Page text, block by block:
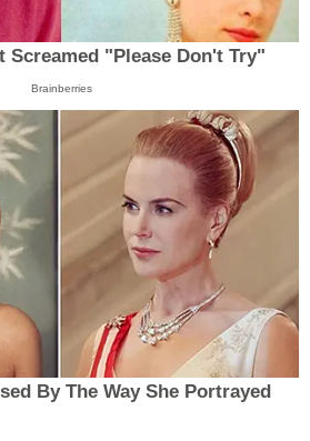
Screamed "Please Don't Try"
Brainberries
By The Way She Portrayed